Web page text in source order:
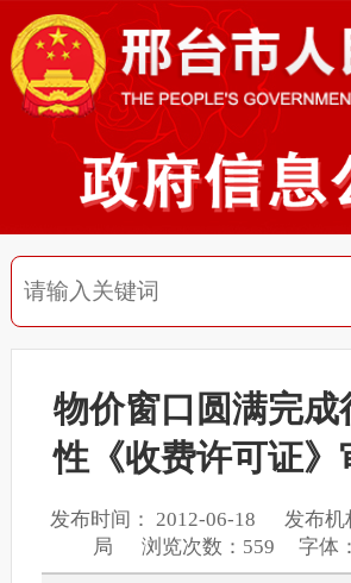
物价窗口圆满完成
性《收费许可证》
发布时间： 2012-06-18 发布机
局 浏览次数：559 字体